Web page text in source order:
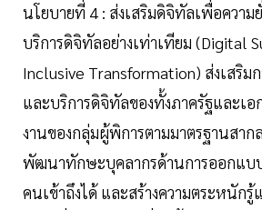
นโยบายที่ 4 : ส่งเสริมดิจิทัลเพื่อความ
บริการดิจิทัลอย่างเท่าเทียม (Digital
Inclusive Transformation) ส่งเสริม
และบริการดิจิทัลของทั้งภาครัฐและเอ
งานของกลุ่มผู้พิการตามมาตรฐานสาก
พัฒนาทักษะบุคลากรด้านการออกแบ
คนเข้าถึงได้ และสร้างความตระหนัก